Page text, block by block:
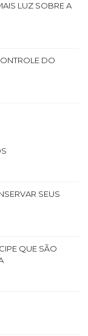
LUZ SOBRE A
DO
SEUS
QUE SÃO